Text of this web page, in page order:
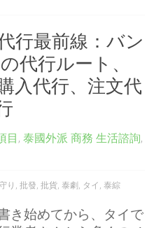
行最前線：バン
代行ルート、
入代行、注文代
目 ,泰國外派 商務 生活諮詢,
り ,批發,批貨,泰劇 , タイ ,泰綜
き始めてから、タイで